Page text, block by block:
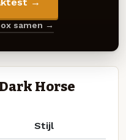
samen →
Horse
Stijl